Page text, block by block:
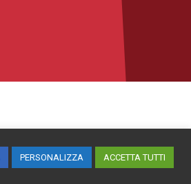
PERSONALIZZA ACCETTA TUTTI